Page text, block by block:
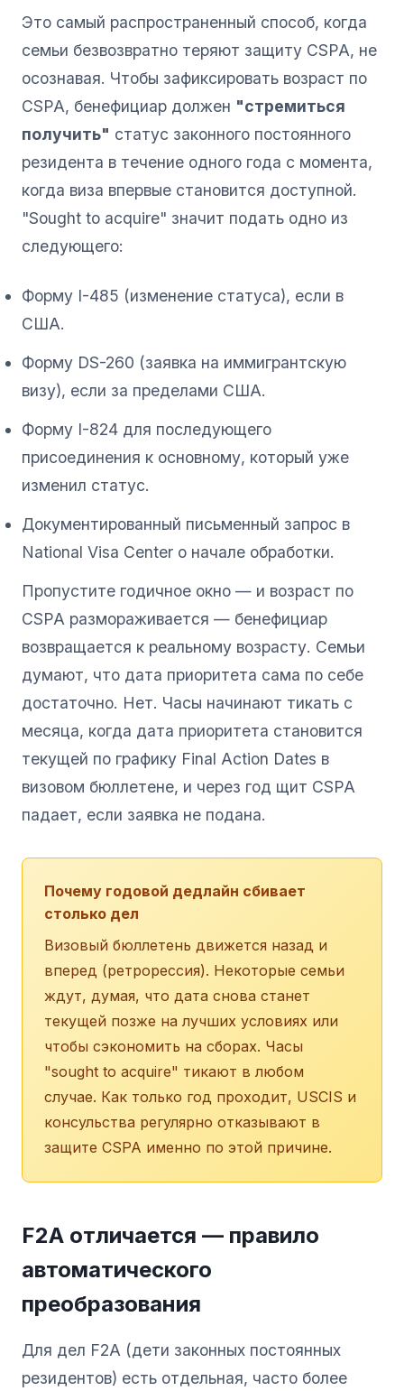
Это самый распространенный способ, когда
семьи безвозвратно теряют защиту CSPA, не
осознавая. Чтобы зафиксировать возраст по
CSPA, бенефициар должен "стремиться
получить" статус законного постоянного
резидента в течение одного года с момента,
когда виза впервые становится доступной.
"Sought to acquire" значит подать одно из
следующего:
Форму I-485 (изменение статуса), если в
США.
Форму DS-260 (заявка на иммигрантскую
визу), если за пределами США.
Форму I-824 для последующего
присоединения к основному, который уже
изменил статус.
Документированный письменный запрос в
National Visa Center о начале обработки.
Пропустите годичное окно — и возраст по
CSPA размораживается — бенефициар
возвращается к реальному возрасту. Семьи
думают, что дата приоритета сама по себе
достаточно. Нет. Часы начинают тикать с
месяца, когда дата приоритета становится
текущей по графику Final Action Dates в
визовом бюллетене, и через год щит CSPA
падает, если заявка не подана.
Почему годовой дедлайн сбивает
столько дел
Визовый бюллетень движется назад и
вперед (ретрорессия). Некоторые семьи
ждут, думая, что дата снова станет
текущей позже на лучших условиях или
чтобы сэкономить на сборах. Часы
"sought to acquire" тикают в любом
случае. Как только год проходит, USCIS и
консульства регулярно отказывают в
защите CSPA именно по этой причине.
F2A отличается — правило
автоматического
преобразования
Для дел F2A (дети законных постоянных
резидентов) есть отдельная, часто более